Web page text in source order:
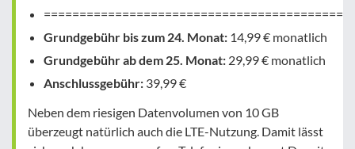
Grundgebühr bis zum 24. Monat: 14,99 € monatlich
Grundgebühr ab dem 25. Monat: 29,99 € monatlich
Anschlussgebühr: 39,99 €
Neben dem riesigen Datenvolumen von 10 GB
überzeugt natürlich auch die LTE-Nutzung. Damit lässt